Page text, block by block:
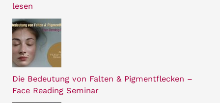
lesen
Die Bedeutung von Falten & Pigmentflecken –
Face Reading Seminar